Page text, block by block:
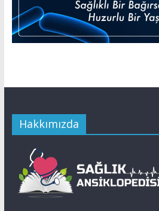
Hakkımızda